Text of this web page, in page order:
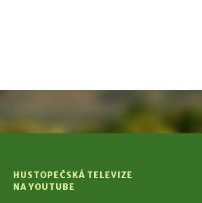
HUSTOPEČSKÁ TELEVIZE
NA YOUTUBE